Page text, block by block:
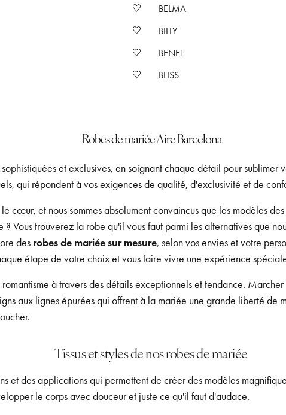
BELMA
BILLY
BENET
BLISS
Robes de mariée Aire Barcelona
et exclusives, en soignant chaque détail pour
qui répondent à vos exigences de qualité, d'exclusivité et de
cœur, et nous sommes absolument convaincus que les modèles
Vous trouverez la robe qu'il vous faut parmi les alternatives que
des robes de mariée sur mesure, selon vos envies et votre
étape de votre choix et vous faire vivre une expérience
à travers des détails exceptionnels et tendance.
aux lignes épurées qui offrent à la mariée une grande liberté de
Tissus et styles de nos robes de mariée
et des applications qui permettent de créer des modèles
le corps avec douceur et juste ce qu'il faut d'audace.